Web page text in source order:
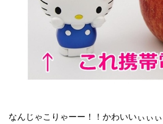
なんじゃこりゃーー！！かわいいぃぃ